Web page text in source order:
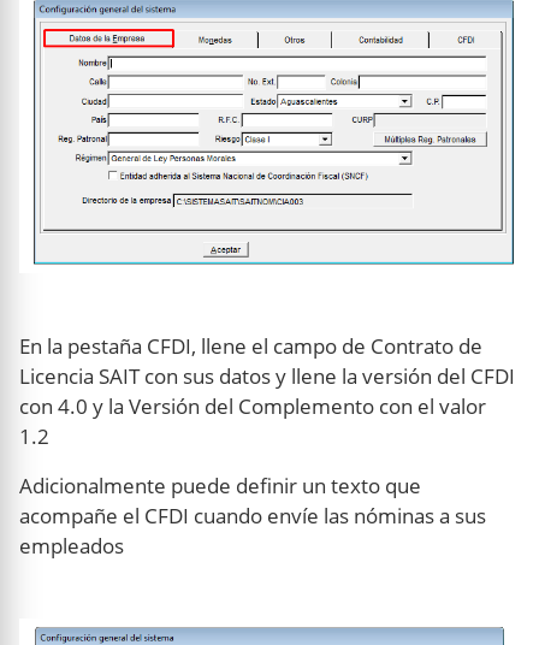
En la pestaña CFDI, llene el campo de Contrato de
Licencia SAIT con sus datos y llene la versión del CFDI
con 4.0 y la Versión del Complemento con el valor
1.2
Adicionalmente puede definir un texto que
acompañe el CFDI cuando envíe las nóminas a sus
empleados